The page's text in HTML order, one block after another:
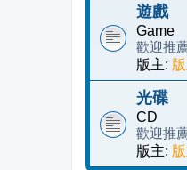
遊戲
Game
歡迎推
版主:
光碟
CD
歡迎推
版主: